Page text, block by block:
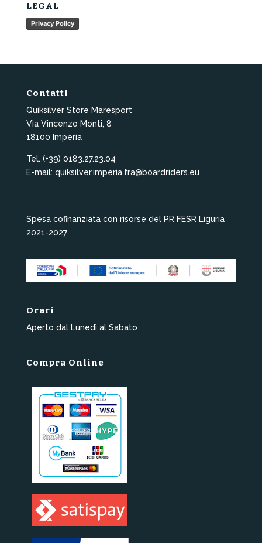
LEGAL
Privacy Policy
Contatti
Quiksilver Store Maresport
Via Vincenzo Monti, 8
18100 Imperia
Tel. (+39) 0183.27.23.04
E-mail: quiksilver.imperia.fra@boardriders.eu
Spesa cofinanziata con risorse del PR FESR Liguria
2021-2027
Orari
Aperto dal Lunedì al Sabato
Compra Online